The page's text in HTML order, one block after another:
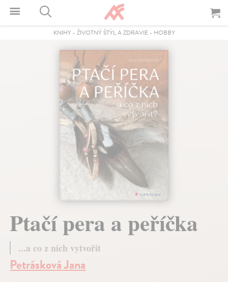
KNIHY- ŽIVOTNÝ ŠTÝL A ZDRAVIE- HOBBY
Ptačí pera a peříčka
...a co z nich vytvořit
Petrásková Jana